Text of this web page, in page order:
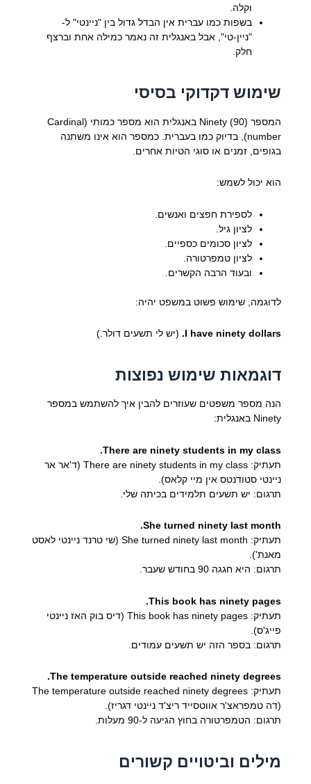
וקלה.
בשפות כמו עברית אין הבדל גדול בין "ניינטי" ל-
"ניין-טי", אבל באנגלית זה נאמר כמילה אחת וברצף
חלק.
שימוש דקדוקי בסיסי
המספר Ninety (90) באנגלית הוא מספר כמותי (Cardinal
number), בדיוק כמו בעברית. כמספר הוא אינו משתנה
בגופים, זמנים או סוגי הטיות אחרים.
הוא יכול לשמש:
לספירת חפצים ואנשים.
לציון גיל.
לציון סכומים כספיים.
לציון טמפרטורה.
ובעוד הרבה הקשרים.
לדוגמה, שימוש פשוט במשפט יהיה:
I have ninety dollars. (יש לי תשעים דולר.)
דוגמאות שימוש נפוצות
הנה מספר משפטים שעוזרים להבין איך להשתמש במספר
Ninety באנגלית:
There are ninety students in my class.
תעתיק: There are ninety students in my class (ד'אר אר
ניינטי סטודנטס אין מיי קלאס).
תרגום: יש תשעים תלמידים בכיתה שלי.
She turned ninety last month.
תעתיק: She turned ninety last month (שי טרנד ניינטי לאסט
מאנת').
תרגום: היא חגגה 90 בחודש שעבר.
This book has ninety pages.
תעתיק: This book has ninety pages (דיס בוק האז ניינטי
פייג'ס).
תרגום: בספר הזה יש תשעים עמודים.
The temperature outside reached ninety degrees.
תעתיק: The temperature outside reached ninety degrees
(דה טמפראצ'ר אווטסייד ריצ'ד ניינטי דגריז).
תרגום: הטמפרטורה בחוץ הגיעה ל-90 מעלות.
מילים וביטויים קשורים